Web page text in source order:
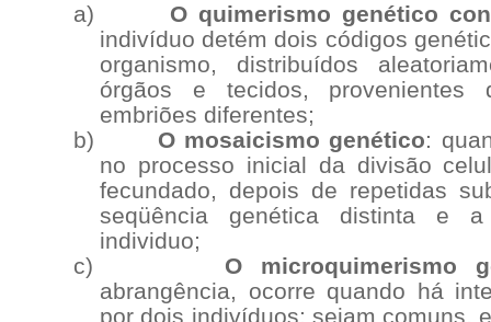
a)
O quimerismo genético
indivíduo detém dois códigos
organismo, distribuídos
órgãos e tecidos,
embriões diferentes;
b)
O mosaicismo genético:
no processo inicial da divisão
fecundado, depois de repetidas
seqüência genética distinta e
individuo;
c)
O microquimerismo
abrangência, ocorre quando há
por dois indivíduos; sejam comuns,